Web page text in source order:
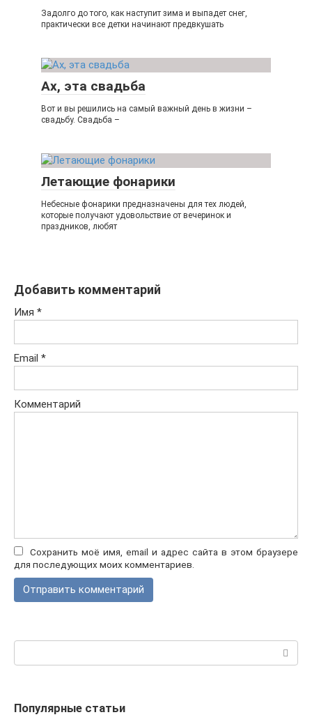
Задолго до того, как наступит зима и выпадет снег,
практически все детки начинают предвкушать
Ах, эта свадьба
Вот и вы решились на самый важный день в жизни –
свадьбу. Свадьба –
Летающие фонарики
Небесные фонарики предназначены для тех людей,
которые получают удовольствие от вечеринок и
праздников, любят
Добавить комментарий
Имя *
Email *
Комментарий
Сохранить моё имя, email и адрес сайта в этом браузере
для последующих моих комментариев.
Популярные статьи